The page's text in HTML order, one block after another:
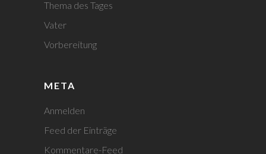
Thema des Tages
Vater
Vorbereitung
META
Anmelden
Feed der Einträge
Kommentare-Feed